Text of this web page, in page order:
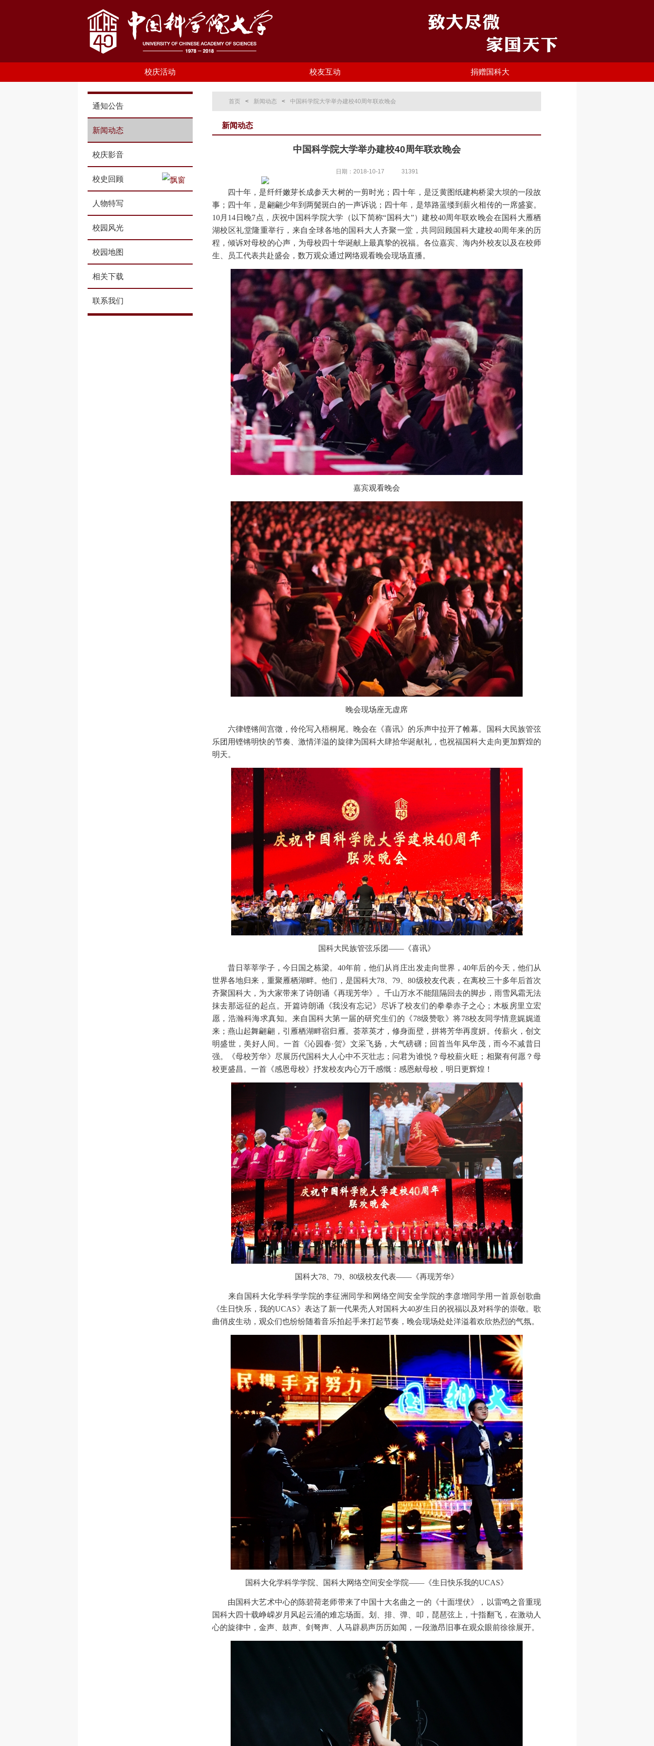
校庆活动 校友互动 捐赠国科大
通知公告
新闻动态
校庆影音
校史回顾
人物特写
校园风光
校园地图
相关下载
联系我们
首页 < 新闻动态 < 中国科学院大学举办建校40周年联欢晚会
新闻动态
中国科学院大学举办建校40周年联欢晚会
日期：2018-10-17 31391
四十年，是纤纤嫩芽长成参天大树的一剪时光；四十年，是泛黄图纸建构桥梁大坝的一段故
事；四十年，是翩翩少年到两鬓斑白的一声诉说；四十年，是筚路蓝缕到薪火相传的一席盛宴。
10月14日晚7点，庆祝中国科学院大学（以下简称“国科大”）建校40周年联欢晚会在国科大雁栖
湖校区礼堂隆重举行，来自全球各地的国科大人齐聚一堂，共同回顾国科大建校40周年来的历
程，倾诉对母校的心声，为母校四十华诞献上最真挚的祝福。各位嘉宾、海内外校友以及在校师
生、员工代表共赴盛会，数万观众通过网络观看晚会现场直播。
嘉宾观看晚会
晚会现场座无虚席
六律铿锵间宫徵，伶伦写入梧桐尾。晚会在《喜讯》的乐声中拉开了帷幕。国科大民族管弦
乐团用铿锵明快的节奏、激情洋溢的旋律为国科大肆拾华诞献礼，也祝福国科大走向更加辉煌的
明天。
国科大民族管弦乐团——《喜讯》
昔日莘莘学子，今日国之栋梁。40年前，他们从肖庄出发走向世界，40年后的今天，他们从
世界各地归来，重聚雁栖湖畔。他们，是国科大78、79、80级校友代表，在离校三十多年后首次
齐聚国科大，为大家带来了诗朗诵《再现芳华》。千山万水不能阻隔回去的脚步，雨雪风霜无法
抹去那远征的起点。开篇诗朗诵《我没有忘记》尽诉了校友们的拳拳赤子之心；木板房里立宏
愿，浩瀚科海求真知。来自国科大第一届的研究生们的《78级赞歌》将78校友同学情意娓娓道
来；燕山起舞翩翩，引雁栖湖畔宿归雁。荟萃英才，修身面壁，拼将芳华再度妍。传薪火，创文
明盛世，美好人间。一首《沁园春·贺》文采飞扬，大气磅礴；回首当年风华茂，而今不减昔日
强。《母校芳华》尽展历代国科大人心中不灭壮志；问君为谁悦？母校薪火旺；相聚有何愿？母
校更盛昌。一首《感恩母校》抒发校友内心万千感慨：感恩献母校，明日更辉煌！
国科大78、79、80级校友代表——《再现芳华》
来自国科大化学科学学院的李征洲同学和网络空间安全学院的李彦增同学用一首原创歌曲
《生日快乐，我的UCAS》表达了新一代果壳人对国科大40岁生日的祝福以及对科学的崇敬。歌
曲俏皮生动，观众们也纷纷随着音乐拍起手来打起节奏，晚会现场处处洋溢着欢欣热烈的气氛。
国科大化学科学学院、国科大网络空间安全学院——《生日快乐我的UCAS》
由国科大艺术中心的陈碧荷老师带来了中国十大名曲之一的《十面埋伏》，以雷鸣之音重现
国科大四十载峥嵘岁月风起云涌的难忘场面。划、排、弹、叩，琵琶弦上，十指翻飞，在激动人
心的旋律中，金声、鼓声、剑弩声、人马辟易声历历如闻，一段激昂旧事在观众眼前徐徐展开。